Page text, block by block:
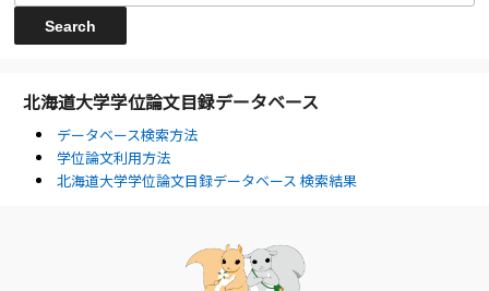
北海道大学学位論文目録データベース
データベース検索方法
学位論文利用方法
北海道大学学位論文目録データベース 検索結果